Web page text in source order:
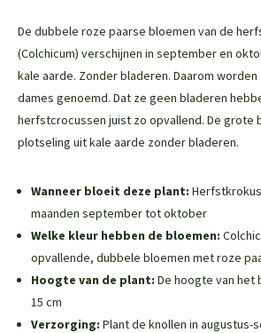
De dubbele roze paarse bloemen van de
(Colchicum) verschijnen in september en
kale aarde. Zonder bladeren. Daarom
dames genoemd. Dat ze geen bladeren
herfstcrocussen juist zo opvallend. De grote
plotseling uit kale aarde zonder bladeren.
Wanneer bloeit deze plant:
maanden september tot oktober
Welke kleur hebben de bloemen:
opvallende, dubbele bloemen met roze
Hoogte van de plant: De hoogte van het
15 cm
Verzorging: Plant de knollen in augustus-